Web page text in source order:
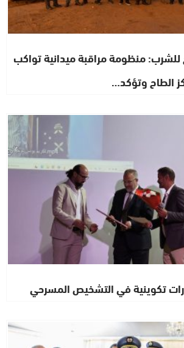
للشرب: منظومة مراقبة ميدانية تواكب
الطاح وتؤكد…
تكوينية في التشخيص المسرحي